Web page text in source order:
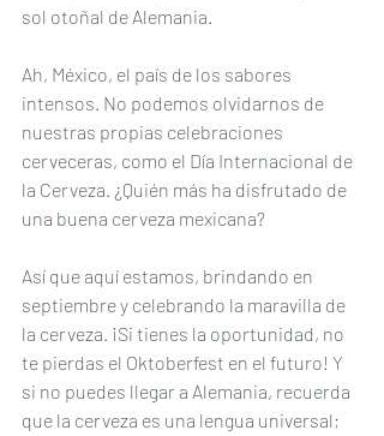
sol otoñal de Alemania.
Ah, México, el país de los sabores
intensos. No podemos olvidarnos de
nuestras propias celebraciones
cerveceras, como el Día Internacional de
la Cerveza. ¿Quién más ha disfrutado de
una buena cerveza mexicana?
Así que aquí estamos, brindando en
septiembre y celebrando la maravilla de
la cerveza. ¡Si tienes la oportunidad, no
te pierdas el Oktoberfest en el futuro! Y
si no puedes llegar a Alemania, recuerda
que la cerveza es una lengua universal;